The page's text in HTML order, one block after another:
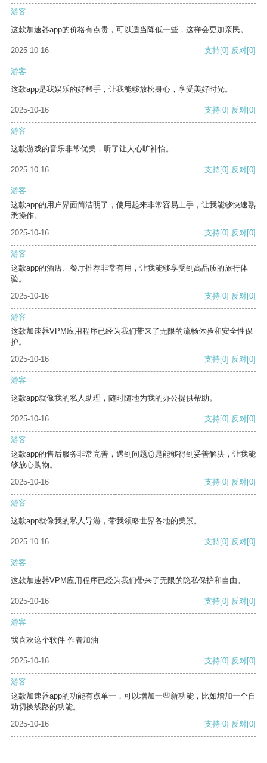
游客
这款加速器app的价格有点贵，可以适当降低一些，这样会更加亲民。
2025-10-16 支持[0] 反对[0]
游客
这款app是我娱乐的好帮手，让我能够放松身心，享受美好时光。
2025-10-16 支持[0] 反对[0]
游客
这款游戏的音乐非常优美，听了让人心旷神怡。
2025-10-16 支持[0] 反对[0]
游客
这款app的用户界面简洁明了，使用起来非常容易上手，让我能够快速熟
悉操作。
2025-10-16
支持[0] 反对[0]
游客
这款app的酒店、餐厅推荐非常有用，让我能够享受到高品质的旅行体
验。
2025-10-16
支持[0] 反对[0]
游客
这款加速器VPM应用程序已经为我们带来了无限的流畅体验和安全性保
护。
2025-10-16
支持[0] 反对[0]
游客
这款app就像我的私人助理，随时随地为我的办公提供帮助。
2025-10-16 支持[0] 反对[0]
游客
这款app的售后服务非常完善，遇到问题总是能够得到妥善解决，让我能
够放心购物。
2025-10-16
支持[0] 反对[0]
游客
这款app就像我的私人导游，带我领略世界各地的美景。
2025-10-16 支持[0] 反对[0]
游客
这款加速器VPM应用程序已经为我们带来了无限的隐私保护和自由。
2025-10-16 支持[0] 反对[0]
游客
我喜欢这个软件 作者加油
2025-10-16 支持[0] 反对[0]
游客
这款加速器app的功能有点单一，可以增加一些新功能，比如增加一个自
动切换线路的功能。
2025-10-16
支持[0] 反对[0]